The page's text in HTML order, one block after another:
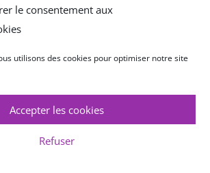
le consentement aux
utilisons des cookies pour optimiser notre site
Accepter les cookies
Refuser
CONTACTER